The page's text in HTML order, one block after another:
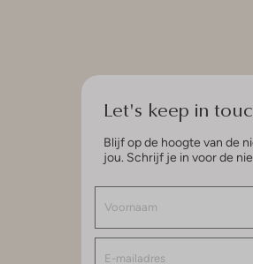
Let's keep in
Blijf op de hoogte van de
jou. Schrijf je in voor de